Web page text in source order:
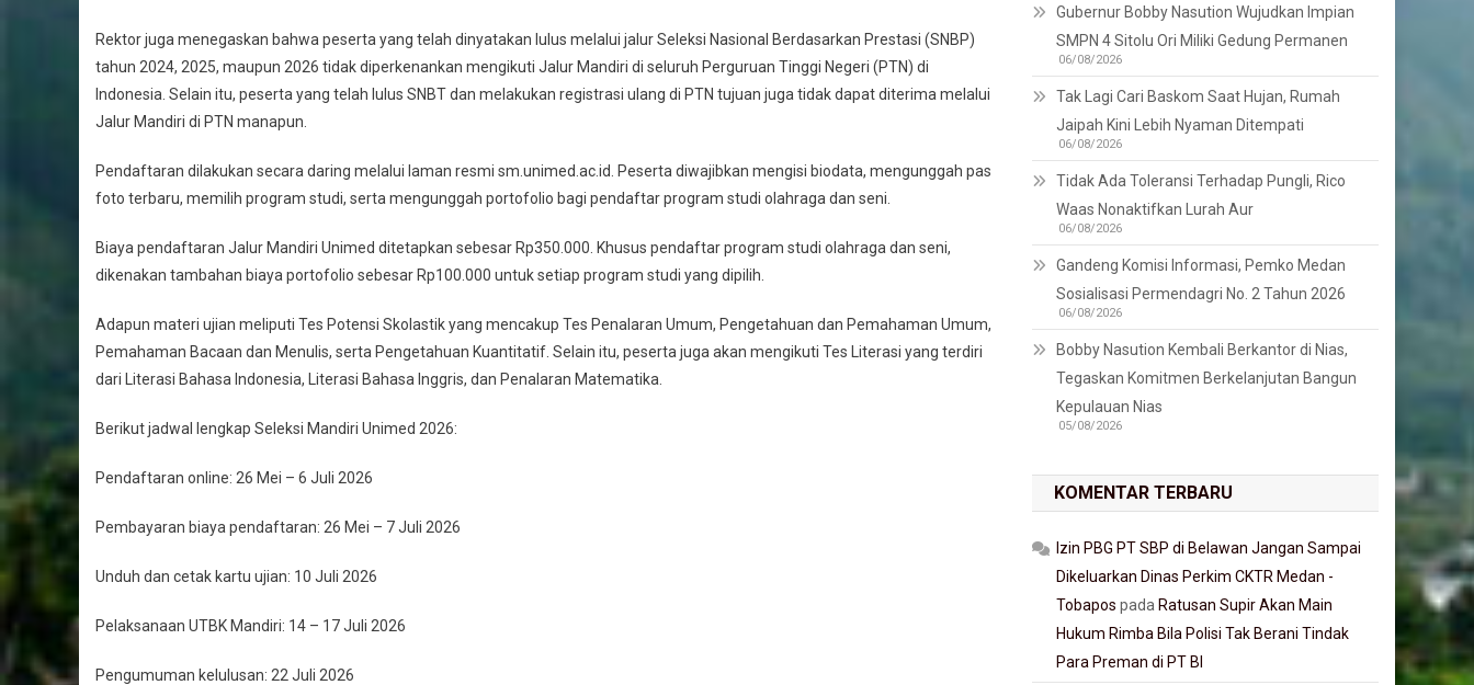
Rektor juga menegaskan bahwa peserta yang telah dinyatakan lulus melalui jalur Seleksi Nasional Berdasarkan Prestasi (SNBP)
tahun 2024, 2025, maupun 2026 tidak diperkenankan mengikuti Jalur Mandiri di seluruh Perguruan Tinggi Negeri (PTN) di
Indonesia. Selain itu, peserta yang telah lulus SNBT dan melakukan registrasi ulang di PTN tujuan juga tidak dapat diterima melalui
Jalur Mandiri di PTN manapun.
Pendaftaran dilakukan secara daring melalui laman resmi sm.unimed.ac.id. Peserta diwajibkan mengisi biodata, mengunggah pas
foto terbaru, memilih program studi, serta mengunggah portofolio bagi pendaftar program studi olahraga dan seni.
Biaya pendaftaran Jalur Mandiri Unimed ditetapkan sebesar Rp350.000. Khusus pendaftar program studi olahraga dan seni,
dikenakan tambahan biaya portofolio sebesar Rp100.000 untuk setiap program studi yang dipilih.
Adapun materi ujian meliputi Tes Potensi Skolastik yang mencakup Tes Penalaran Umum, Pengetahuan dan Pemahaman Umum,
Pemahaman Bacaan dan Menulis, serta Pengetahuan Kuantitatif. Selain itu, peserta juga akan mengikuti Tes Literasi yang terdiri
dari Literasi Bahasa Indonesia, Literasi Bahasa Inggris, dan Penalaran Matematika.
Berikut jadwal lengkap Seleksi Mandiri Unimed 2026:
Pendaftaran online: 26 Mei – 6 Juli 2026
Pembayaran biaya pendaftaran: 26 Mei – 7 Juli 2026
Unduh dan cetak kartu ujian: 10 Juli 2026
Pelaksanaan UTBK Mandiri: 14 – 17 Juli 2026
Pengumuman kelulusan: 22 Juli 2026
Gubernur Bobby Nasution Wujudkan Impian
SMPN 4 Sitolu Ori Miliki Gedung Permanen
06/08/2026
Tak Lagi Cari Baskom Saat Hujan, Rumah
Jaipah Kini Lebih Nyaman Ditempati
06/08/2026
Tidak Ada Toleransi Terhadap Pungli, Rico
Waas Nonaktifkan Lurah Aur
06/08/2026
Gandeng Komisi Informasi, Pemko Medan
Sosialisasi Permendagri No. 2 Tahun 2026
06/08/2026
Bobby Nasution Kembali Berkantor di Nias,
Tegaskan Komitmen Berkelanjutan Bangun
Kepulauan Nias
05/08/2026
KOMENTAR TERBARU
Izin PBG PT SBP di Belawan Jangan Sampai
Dikeluarkan Dinas Perkim CKTR Medan -
Tobapos pada Ratusan Supir Akan Main
Hukum Rimba Bila Polisi Tak Berani Tindak
Para Preman di PT BI